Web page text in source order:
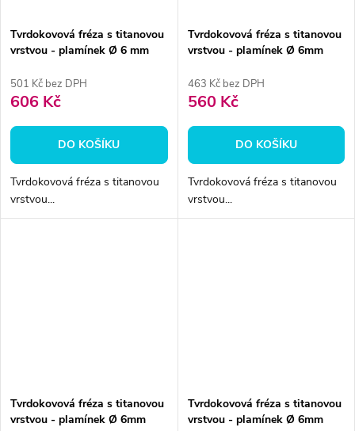
Tvrdokovová fréza s titanovou
vrstvou - plamínek Ø 6 mm
501 Kč bez DPH
606 Kč
DO KOŠÍKU
Tvrdokovová fréza s titanovou
vrstvou...
Tvrdokovová fréza s titanovou
vrstvou - plamínek Ø 6mm
463 Kč bez DPH
560 Kč
DO KOŠÍKU
Tvrdokovová fréza s titanovou
vrstvou...
Tvrdokovová fréza s titanovou
vrstvou - plamínek Ø 6mm
Tvrdokovová fréza s titanovou
vrstvou - plamínek Ø 6mm